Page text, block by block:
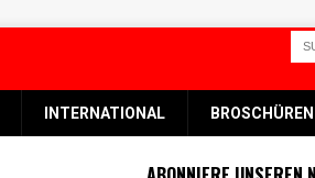
INTERNATIONAL BROSCHÜREN